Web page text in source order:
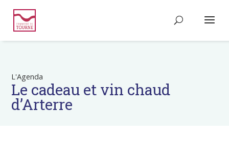
L'Agenda
Le cadeau et vin chaud
d’Arterre